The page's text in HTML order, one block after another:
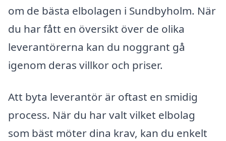
om de bästa elbolagen i Sundbyholm. När
du har fått en översikt över de olika
leverantörerna kan du noggrant gå
igenom deras villkor och priser.
Att byta leverantör är oftast en smidig
process. När du har valt vilket elbolag
som bäst möter dina krav, kan du enkelt